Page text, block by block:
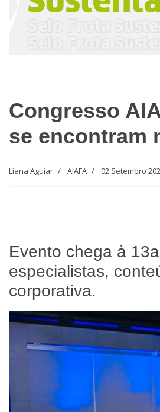
Congresso
se encontram
Liana Aguiar AIAFA 02 Setembro
Evento chega à
especialistas,
corporativa.